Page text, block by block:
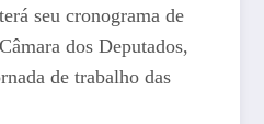
seu cronograma de
dos Deputados,
de trabalho das